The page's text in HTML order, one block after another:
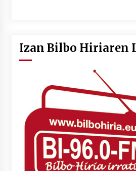
2026/07/07
Uribitarte40 aretoan
2026/07/03
SOINUGELA: Paul
lan berriak
2026/07/03
MUSIBLA #297: Bide,
Tiga, Twisted Teens,
Izan Bilbo Hiriaren